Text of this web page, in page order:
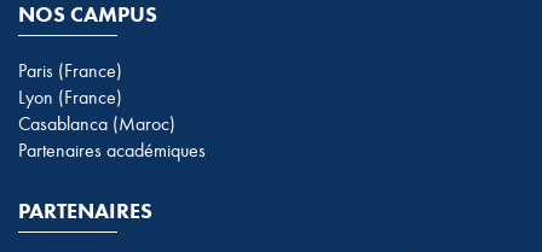
NOS CAMPUS
Paris (France)
Lyon (France)
Casablanca (Maroc)
Partenaires académiques
PARTENAIRES